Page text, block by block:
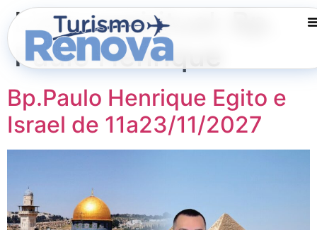
Lider espiritual:
Paulo Henrique
Bp.Paulo Henrique Egito e
Israel de 11a23/11/2027